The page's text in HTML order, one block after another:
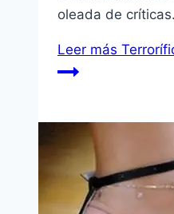
oleada de
Leer más